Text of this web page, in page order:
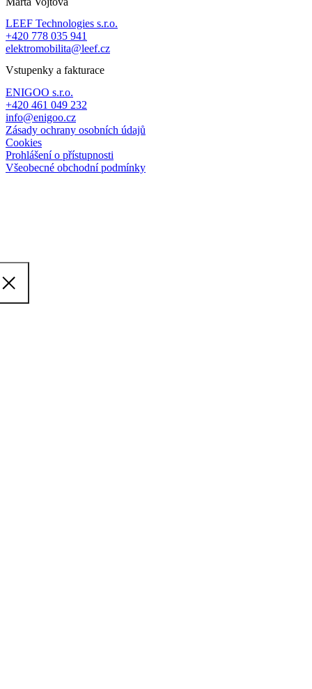
LEEF Technologies s.r.o.
+420 778 035 941
elektromobilita@leef.cz
Vstupenky a fakturace
ENIGOO s.r.o.
+420 461 049 232
info@enigoo.cz
Zásady ochrany osobních údajů
Cookies
Prohlášení o přístupnosti
Všeobecné obchodní podmínky